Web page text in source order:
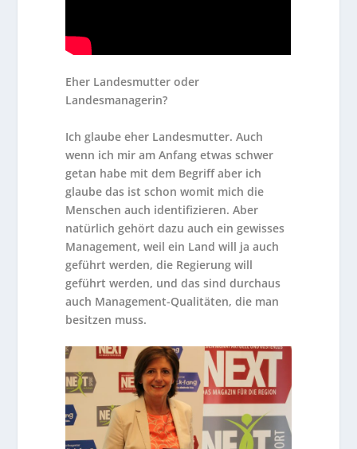
Eher Landesmutter oder
Landesmanagerin?
Ich glaube eher Landesmutter. Auch
wenn ich mir am Anfang etwas schwer
getan habe mit dem Begriff aber ich
glaube das ist schon womit mich die
Menschen auch identifizieren. Aber
natürlich gehört dazu auch ein gewisses
Management, weil ein Land will ja auch
geführt werden, die Regierung will
geführt werden, und das sind durchaus
auch Management-Qualitäten, die man
besitzen muss.